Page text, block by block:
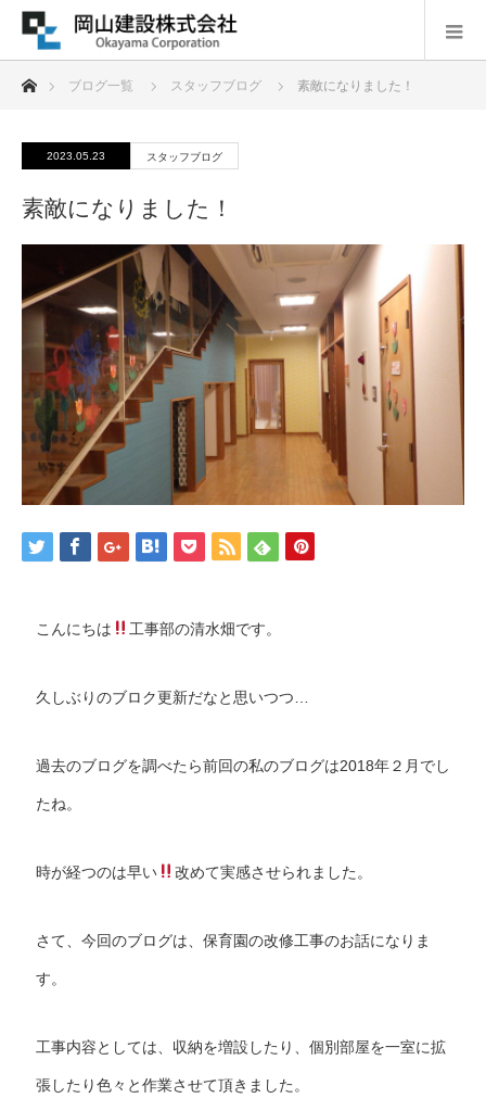
ホームブログ一覧 スタッフブログ 素敵になりました！
2023.05.23 スタッフブログ
素敵になりました！
こんにちは 工事部の清水畑です。
久しぶりのブロク更新だなと思いつつ…
過去のブログを調べたら前回の私のブログは2018年２月でし
たね。
時が経つのは早い 改めて実感させられました。
さて、今回のブログは、保育園の改修工事のお話になりま
す。
工事内容としては、収納を増設したり、個別部屋を一室に拡
張したり色々と作業させて頂きました。